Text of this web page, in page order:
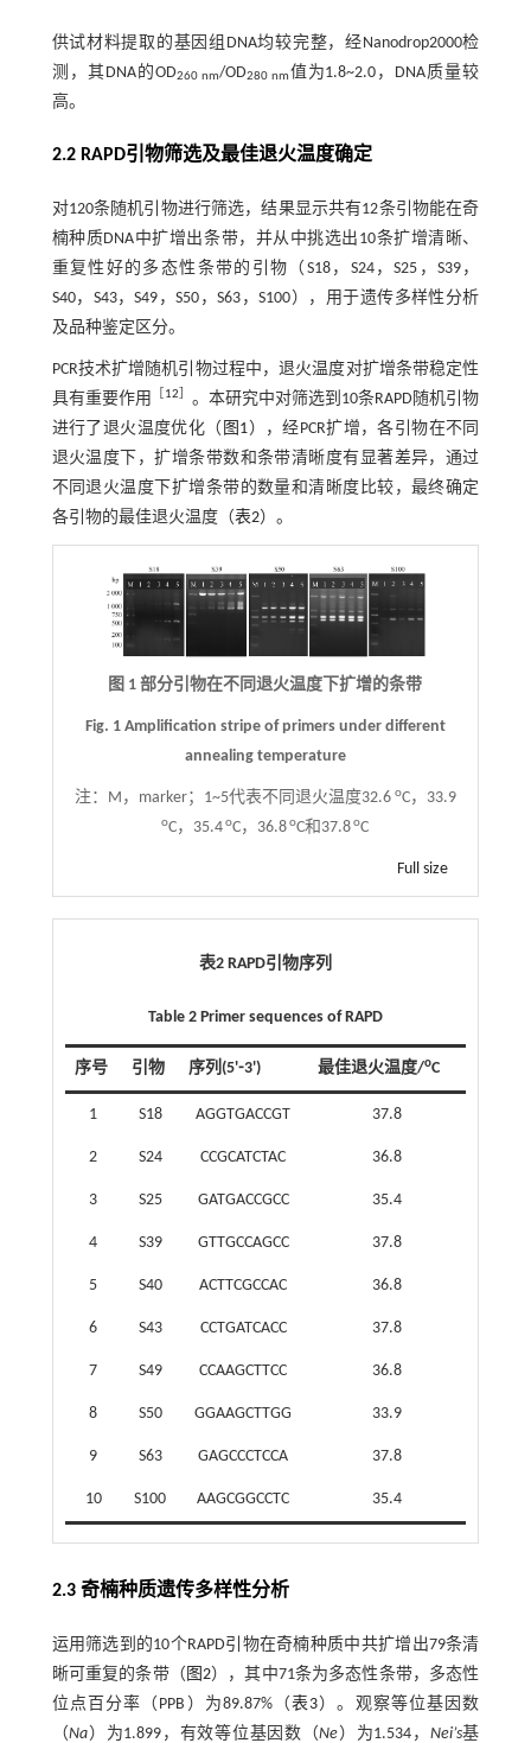
供试材料提取的基因组DNA均较完整，经Nanodrop2000检
测，其DNA的OD260 nm/OD280 nm值为1.8~2.0，DNA质量较
高。
2.2 RAPD引物筛选及最佳退火温度确定
对120条随机引物进行筛选，结果显示共有12条引物能在奇
楠种质DNA中扩增出条带，并从中挑选出10条扩增清晰、
重复性好的多态性条带的引物（S18，S24，S25，S39，
S40，S43，S49，S50，S63，S100），用于遗传多样性分析
及品种鉴定区分。
PCR技术扩增随机引物过程中，退火温度对扩增条带稳定性
具有重要作用
12
。本研究中对筛选到10条RAPD随机引物
进行了退火温度优化（ 图1 ），经PCR扩增，各引物在不同
退火温度下，扩增条带数和条带清晰度有显著差异，通过
不同退火温度下扩增条带的数量和清晰度比较，最终确定
各引物的最佳退火温度（表2）。
图 1 部分引物在不同退火温度下扩增的条带
Fig. 1 Amplification stripe of primers under different
annealing temperature
注： M，marker；1~5代表不同退火温度32.6 oC，33.9
oC，35.4oC，36.8oC和37.8oC
Full size
表2 RAPD引物序列
Table 2 Primer sequences of RAPD
序号 引物 序列(5'⁃3') 最佳退火温度/oC
1 S18 AGGTGACCGT 37.8
2 S24 CCGCATCTAC 36.8
3 S25 GATGACCGCC 35.4
4 S39 GTTGCCAGCC 37.8
5 S40 ACTTCGCCAC 36.8
6 S43 CCTGATCACC 37.8
7 S49 CCAAGCTTCC 36.8
8 S50 GGAAGCTTGG 33.9
9 S63 GAGCCCTCCA 37.8
10 S100 AAGCGGCCTC 35.4
2.3 奇楠种质遗传多样性分析
运用筛选到的10个RAPD引物在奇楠种质中共扩增出79条清
晰可重复的条带（ 图2），其中71条为多态性条带，多态性
位点百分率（PPB）为89.87%（表3）。观察等位基因数
（Na）为1.899，有效等位基因数（Ne）为1.534， Nei’s基